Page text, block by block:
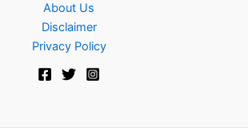
About Us
Disclaimer
Privacy Policy